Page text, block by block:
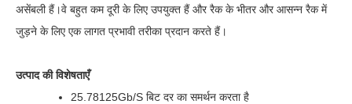
असेंबली हैं।वे बहुत कम दूरी के लिए उपयुक्त हैं और रैक के भीतर और आसन्न रैक में
जुड़ने के लिए एक लागत प्रभावी तरीका प्रदान करते हैं।
उत्पाद की विशेषताएँ
25.78125Gb/s बिट दर का समर्थन करता है